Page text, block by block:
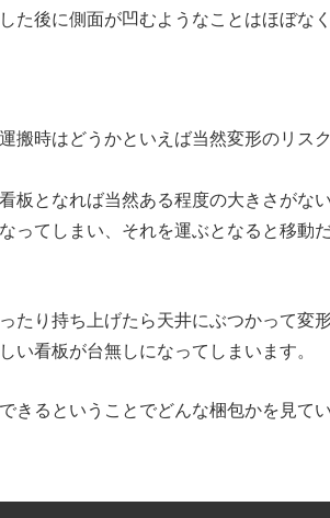
た後に側面が凹むようなことはほぼな
搬時はどうかといえば当然変形のリス
板となれば当然ある程度の大きさがな
ってしまい、それを運ぶとなると移動
たり持ち上げたら天井にぶつかって変
い看板が台無しになってしまいます。
きるということでどんな梱包かを見て